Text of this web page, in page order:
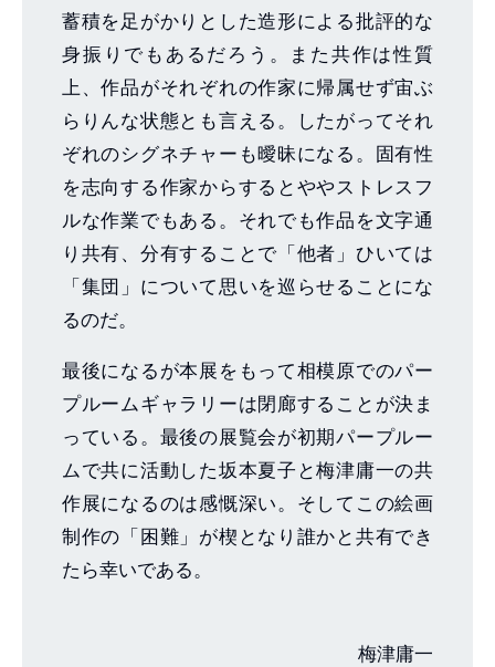
蓄積を足がかりとした造形による批評的な
身振りでもあるだろう。また共作は性質
上、作品がそれぞれの作家に帰属せず宙ぶ
らりんな状態とも言える。したがってそれ
ぞれのシグネチャーも曖昧になる。固有性
を志向する作家からするとややストレスフ
ルな作業でもある。それでも作品を文字通
り共有、分有することで「他者」ひいては
「集団」について思いを巡らせることにな
るのだ。
最後になるが本展をもって相模原でのパー
プルームギャラリーは閉廊することが決ま
っている。最後の展覧会が初期パープルー
ムで共に活動した坂本夏子と梅津庸一の共
作展になるのは感慨深い。そしてこの絵画
制作の「困難」が楔となり誰かと共有でき
たら幸いである。
梅津庸一